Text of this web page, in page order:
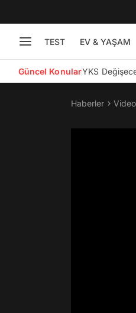
TEST EV & YAŞAM
Güncel KonularYKS
Haberler Video